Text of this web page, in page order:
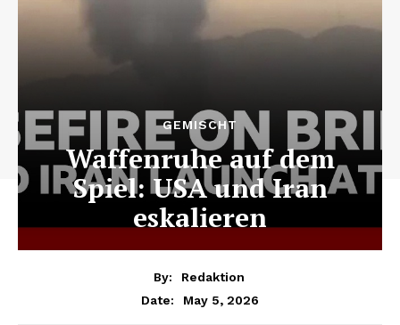
GEMISCHT
Waffenruhe auf dem
Spiel: USA und Iran
eskalieren
By:
Redaktion
Date:
May 5, 2026